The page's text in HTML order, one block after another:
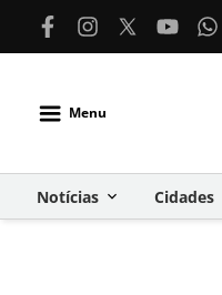
Menu
Notícias Cidades